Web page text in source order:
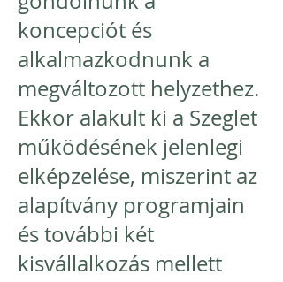
koncepciót és
alkalmazkodnunk a
megváltozott helyzethez.
Ekkor alakult ki a Szeglet
működésének jelenlegi
elképzelése, miszerint az
alapítvány programjain
és további két
kisvállalkozás mellett